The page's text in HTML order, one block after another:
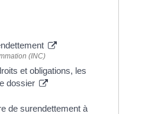
(INC)
et obligations, les
dossier
de surendettement à